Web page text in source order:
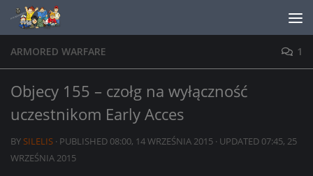
Skip to content
ARMORED WARFARE 1
Objecy 155 – czołg na wyłączność
uczestnikom Early Acces
BY SILELIS · PUBLISHED 08:00, 14 WRZEŚNIA 2015 · UPDATED 07:45, 25
WRZEŚNIA 2015